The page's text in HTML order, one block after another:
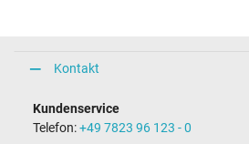
Kontakt
Kundenservice
Telefon:+49 7823 96 123 - 0